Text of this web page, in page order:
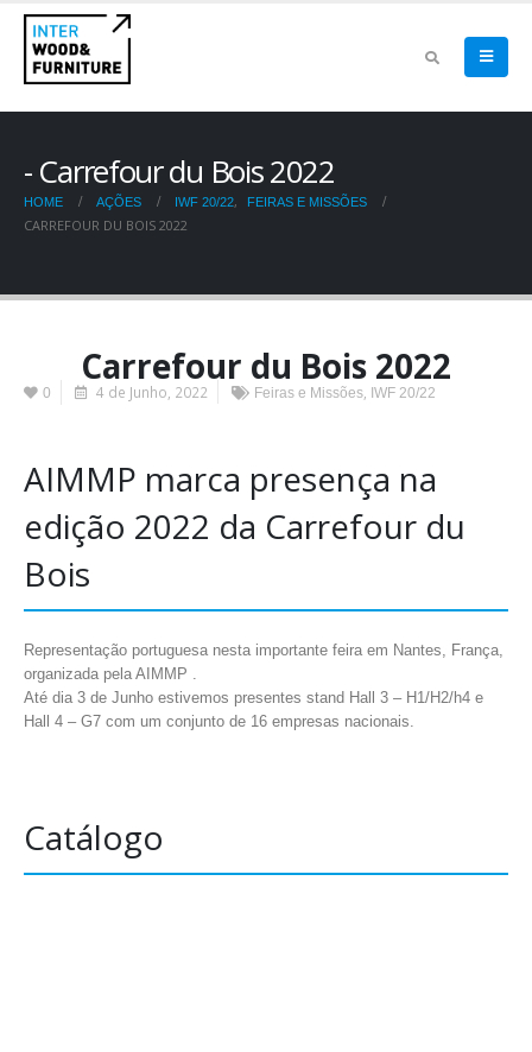
Carrefour du Bois 2022
HOME AÇÕES IWF 20/22, FEIRAS E MISSÕES
CARREFOUR DU BOIS 2022
Carrefour du Bois 2022
0 4 de Junho, 2022 Feiras e Missões IWF 20/22
AIMMP marca presença na
edição 2022 da Carrefour du
Bois
Representação portuguesa nesta importante feira em Nantes, França,
organizada pela AIMMP .
Até dia 3 de Junho estivemos presentes stand Hall 3 – H1/H2/h4 e
Hall 4 – G7 com um conjunto de 16 empresas nacionais.
Catálogo